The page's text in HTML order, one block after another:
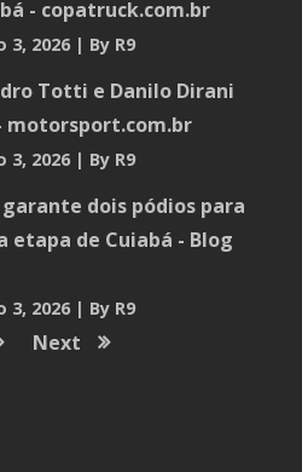
- copatruck.com.br
3, 2026 By R9
Totti e Danilo Dirani
motorsport.com.br
3, 2026 By R9
dois pódios para
etapa de Cuiabá - Blog
3, 2026 By R9
Next